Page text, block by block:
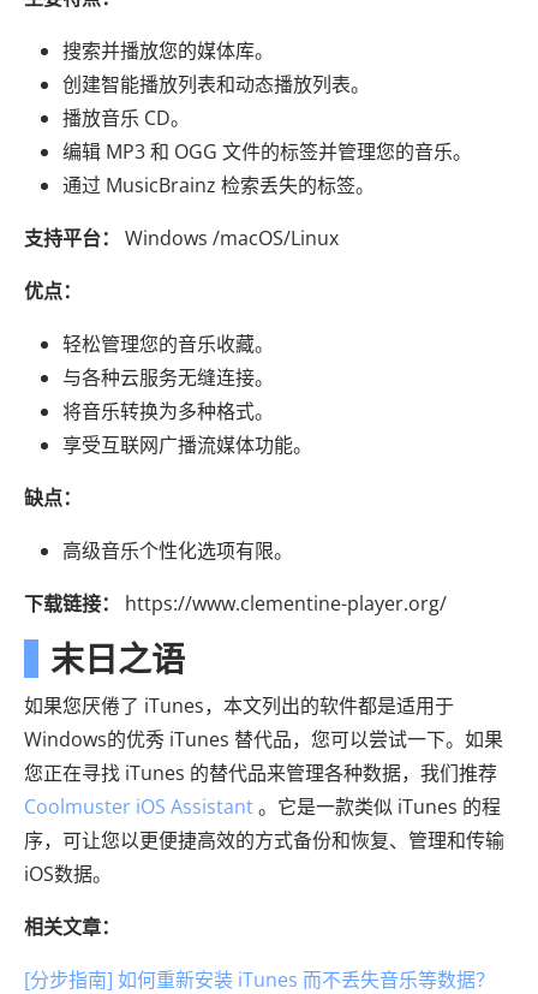
搜索并播放您的媒体库。
创建智能播放列表和动态播放列表。
播放音乐 CD。
编辑 MP3 和 OGG 文件的标签并管理您的音乐。
通过 MusicBrainz 检索丢失的标签。
支持平台：
Windows /macOS/Linux
优点：
轻松管理您的音乐收藏。
与各种云服务无缝连接。
将音乐转换为多种格式。
享受互联网广播流媒体功能。
缺点：
高级音乐个性化选项有限。
下载链接：
https://www.clementine-player.org/
末日之语
如果您厌倦了 iTunes，本文列出的软件都是适用于
Windows的优秀 iTunes 替代品，您可以尝试一下。如果
您正在寻找 iTunes 的替代品来管理各种数据，我们推荐
Coolmuster iOS Assistant。它是一款类似 iTunes 的程
序，可让您以更便捷高效的方式备份和恢复、管理和传输
iOS数据。
相关文章：
[分步指南] 如何重新安装 iTunes 而不丢失音乐等数据？